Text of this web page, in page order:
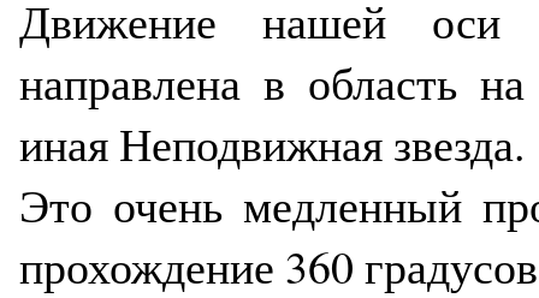
Движение нашей оси
направлена в область
иная Неподвижная звезда.
Это очень медленный
прохождение 360